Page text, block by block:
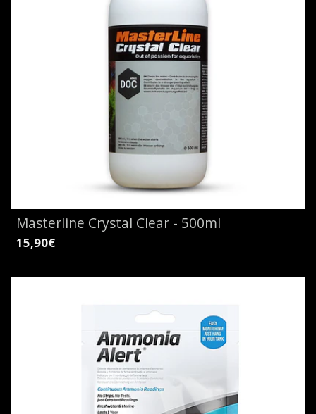
Masterline Crystal Clear - 500ml
15,90€